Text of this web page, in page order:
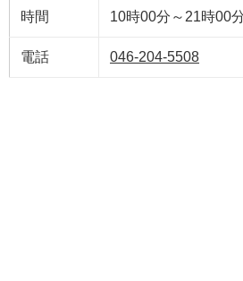
時間 10時00分～21時00
電話 046-204-5508